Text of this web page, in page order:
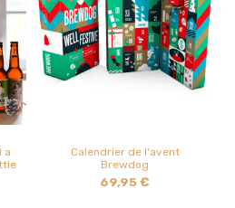
a
Calendrier de l'avent
Brewdog
69,95 €